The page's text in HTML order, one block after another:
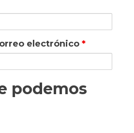
electrónico *
podemos